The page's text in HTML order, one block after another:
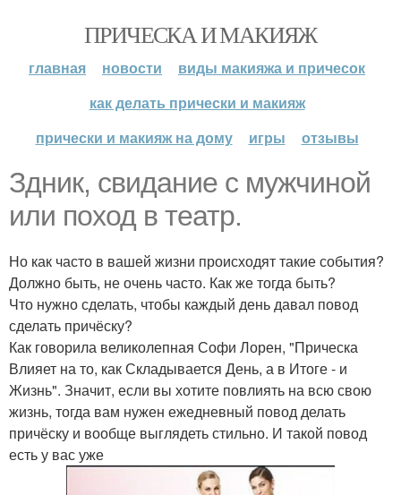
ПРИЧЕСКА И МАКИЯЖ
главная новости
виды макияжа и причесок
как делать прически и макияж
прически и макияж на дому
игры отзывы
Здник, свидание с мужчиной
или поход в театр.
Но как часто в вашей жизни происходят такие события?
Должно быть, не очень часто. Как же тогда быть?
Что нужно сделать, чтобы каждый день давал повод
сделать причёску?
Как говорила великолепная Софи Лорен, "Прическа
Влияет на то, как Складывается День, а в Итоге - и
Жизнь". Значит, если вы хотите повлиять на всю свою
жизнь, тогда вам нужен ежедневный повод делать
причёску и вообще выглядеть стильно. И такой повод
есть у вас уже